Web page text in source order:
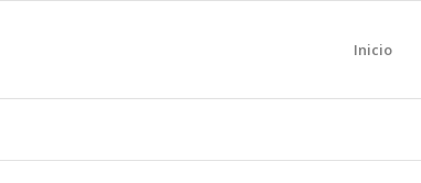
Inicio